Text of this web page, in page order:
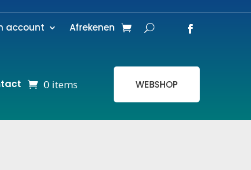
account Afrekenen
0 items WEBSHOP